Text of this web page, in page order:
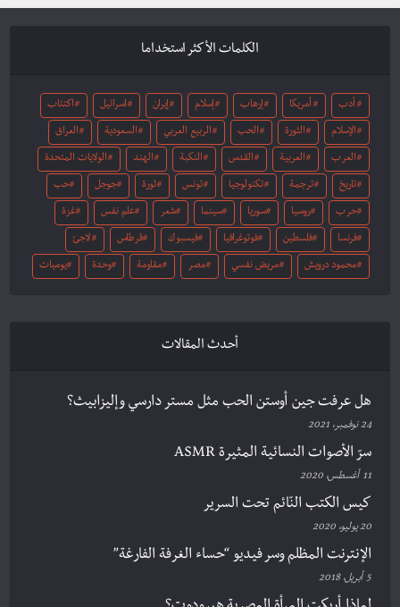
الكلمات الأكثر استخداما
أدب أمريكا إرهاب إسلام إيران اسرائيل اكتئاب
الإسلام الثورة الحب الربيع العربي السعودية العراق
العرب العربية القدس النكبة الهند الولايات المتحدة
تاريخ ترجمة تكنولوجيا تونس ثورة جوجل حب
حرب روسيا سوريا سينما شعر علم نفس غزة
فرنسا فلسطين فوتوغرافيا فيسبوك قرطاس لاجئ
محمود درويش مريض نفسي مصر مقاومة وحدة يوميات
أحدث المقالات
هل عرفت جين أوستن الحب مثل مستر دارسي وإليزابيث؟
24 نوفمبر، 2021
سرّ الأصوات النسائية المثيرة ASMR
11 أغسطس، 2020
كيس الكتب النّائم تحت السرير
20 يوليو، 2020
الإنترنت المظلم وسر فيديو “حساء الغرفة الفارغة”
5 أبريل، 2018